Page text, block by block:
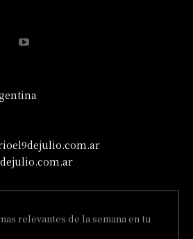
relevantes de la semana en tu